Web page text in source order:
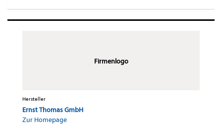
Firmenlogo
Hersteller
Ernst Thomas GmbH
Zur Homepage